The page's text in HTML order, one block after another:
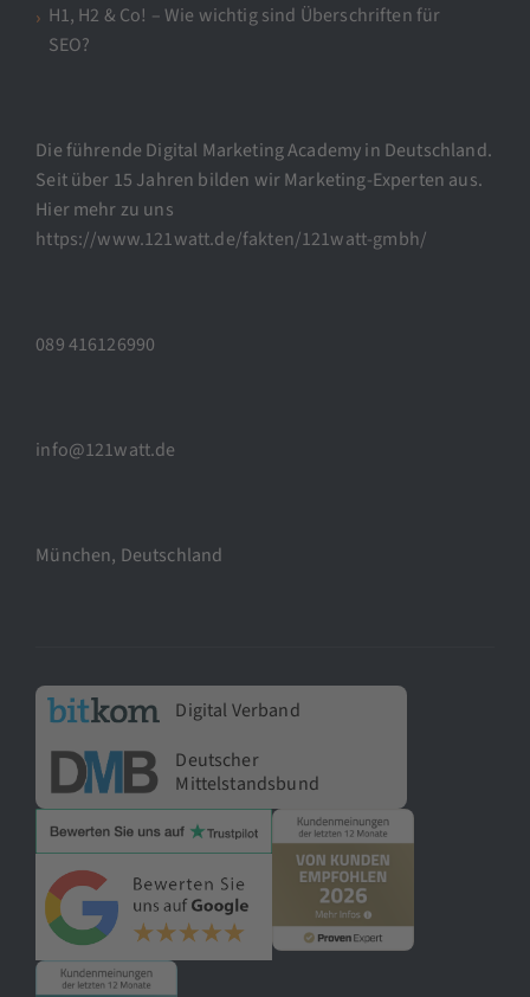
H1, H2 & Co! – Wie wichtig sind Überschriften für
SEO?
Die führende Digital Marketing Academy in Deutschland.
Seit über 15 Jahren bilden wir Marketing-Experten aus.
Hier mehr zu uns
https://www.121watt.de/fakten/121watt-gmbh/
089 416126990
info@121watt.de
München, Deutschland
Digital Verband
Deutscher
Mittelstandsbund